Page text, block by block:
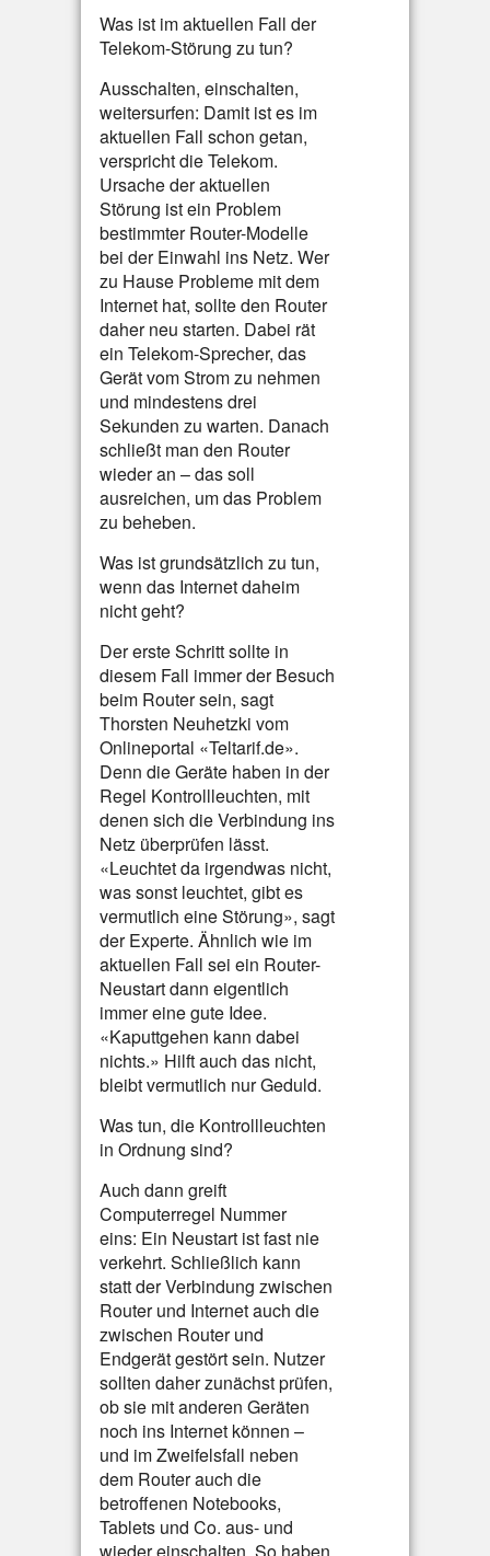
Was ist im aktuellen Fall der
Telekom-Störung zu tun?
Ausschalten, einschalten,
weitersurfen: Damit ist es im
aktuellen Fall schon getan,
verspricht die Telekom.
Ursache der aktuellen
Störung ist ein Problem
bestimmter Router-Modelle
bei der Einwahl ins Netz. Wer
zu Hause Probleme mit dem
Internet hat, sollte den Router
daher neu starten. Dabei rät
ein Telekom-Sprecher, das
Gerät vom Strom zu nehmen
und mindestens drei
Sekunden zu warten. Danach
schließt man den Router
wieder an – das soll
ausreichen, um das Problem
zu beheben.
Was ist grundsätzlich zu tun,
wenn das Internet daheim
nicht geht?
Der erste Schritt sollte in
diesem Fall immer der Besuch
beim Router sein, sagt
Thorsten Neuhetzki vom
Onlineportal «Teltarif.de».
Denn die Geräte haben in der
Regel Kontrollleuchten, mit
denen sich die Verbindung ins
Netz überprüfen lässt.
«Leuchtet da irgendwas nicht,
was sonst leuchtet, gibt es
vermutlich eine Störung», sagt
der Experte. Ähnlich wie im
aktuellen Fall sei ein Router-
Neustart dann eigentlich
immer eine gute Idee.
«Kaputtgehen kann dabei
nichts.» Hilft auch das nicht,
bleibt vermutlich nur Geduld.
Was tun, die Kontrollleuchten
in Ordnung sind?
Auch dann greift
Computerregel Nummer
eins: Ein Neustart ist fast nie
verkehrt. Schließlich kann
statt der Verbindung zwischen
Router und Internet auch die
zwischen Router und
Endgerät gestört sein. Nutzer
sollten daher zunächst prüfen,
ob sie mit anderen Geräten
noch ins Internet können –
und im Zweifelsfall neben
dem Router auch die
betroffenen Notebooks,
Tablets und Co. aus- und